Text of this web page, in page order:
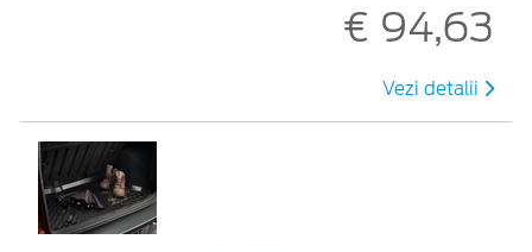
€ 94,63
Vezi detalii